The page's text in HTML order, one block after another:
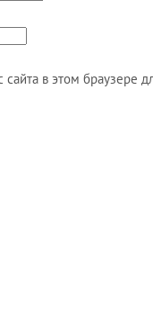
сайта в этом браузере